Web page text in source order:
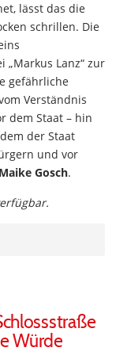
lässt das die
schrillen. Die
„Markus Lanz“ zur
gefährliche
Verständnis
dem Staat – hin
der Staat
und vor
Maike Gosch.
Würde